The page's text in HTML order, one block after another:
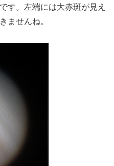
す。左端には大赤斑が見え
ませんね。